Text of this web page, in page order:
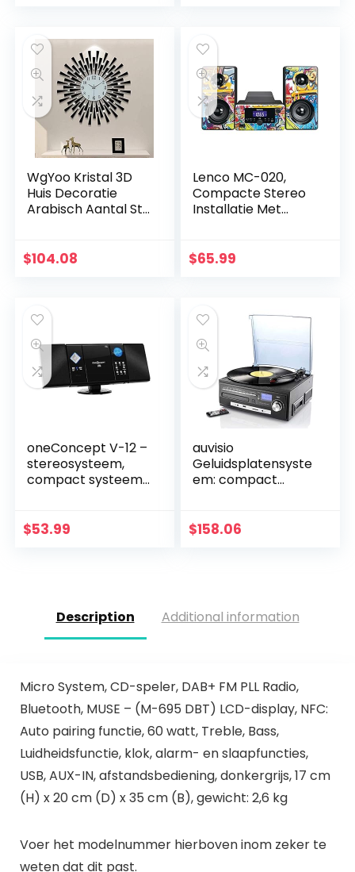
WgYoo Kristal 3D
Huis Decoratie
Arabisch Aantal Stil
Huis Keuken
$104.08
Lenco MC-020,
Compacte Stereo
Installatie Met
(Wekfunctie, USB-
$65.99
oneConcept V-12 –
stereosysteem,
compact systeem,
cd-speler, FM/AM-
$53.99
auvisio
Geluidsplatensyste
em: compact
plateaus, CD, MC,
$158.06
Description Additional information
Micro System, CD-speler, DAB+ FM PLL Radio,
Bluetooth, MUSE – (M-695 DBT) LCD-display, NFC:
Auto pairing functie, 60 watt, Treble, Bass,
Luidheidsfunctie, klok, alarm- en slaapfuncties,
USB, AUX-IN, afstandsbediening, donkergrijs, 17 cm
(H) x 20 cm (D) x 35 cm (B), gewicht: 2,6 kg
Voer het modelnummer hierboven inom zeker te
weten dat dit past.